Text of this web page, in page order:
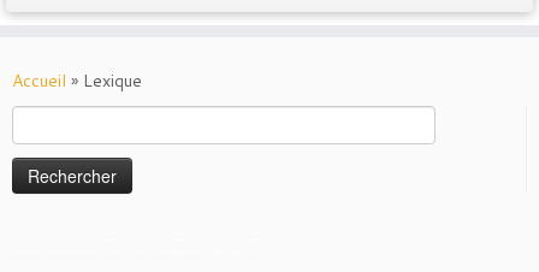
to
content
Accueil » Lexique